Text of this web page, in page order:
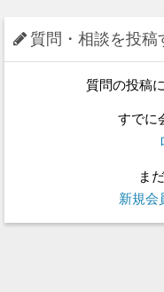
質問・相談を投稿
質問の投稿
すでに
ま
新規会